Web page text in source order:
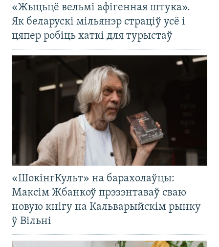
«Жыцьцё вельмі афігенная штука».
Як беларускі мільянэр страціў усё і
цяпер робіць хаткі для турыстаў
«ШокінгКульт» на барахолаўцы:
Максім Жбанкоў прэзэнтаваў сваю
новую кнігу на Кальварыйскім рынку
ў Вільні